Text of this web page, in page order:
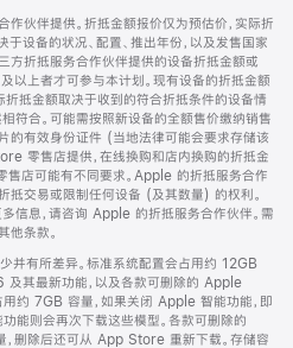
伙伴提供。折抵金额报价仅为预估价，实际折
设备的状况、配置、推出年份，以及发售国家
方折抵服务合作伙伴提供的设备折抵金额或
以上者才可参与本计划。现有设备的折抵金额
抵金额取决于收到的符合折抵条件的设备情
符合。可能需按照新设备的全额售价缴纳销售
的有效身份证件 (当地法律可能会要求存储该
零售店提供，在线换购和店内换购的折抵金
店可能有不同要求。Apple 的折抵服务合作
抵交易或限制任何设备 (及其数量) 的权利。
信息，请咨询 Apple 的折抵服务合作伙伴。需
条款。
并有所差异。标准系统配置会占用约 12GB
其最新功能，以及各款可删除的 Apple
约 7GB 容量，如果关闭 Apple 智能功能，即
能则会再次下载这些模型。各款可删除的
删除后还可从 App Store 重新下载。存储容